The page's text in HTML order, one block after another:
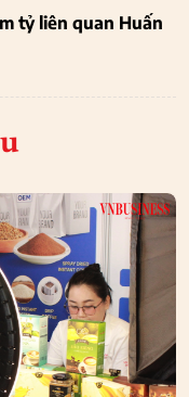
tỷ liên quan Huấn